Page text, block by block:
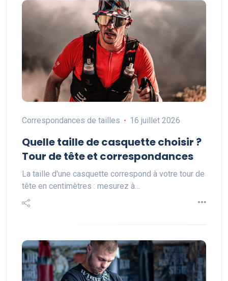
Correspondances de tailles 16 juillet 2026
Quelle taille de casquette choisir ?
Tour de tête et correspondances
La taille d'une casquette correspond à votre tour de
tête en centimètres : mesurez à…